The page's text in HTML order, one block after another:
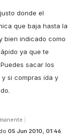
donde el
que baja hasta la
bien indicado como
ya que te
sacar los
si compras ida y
05 Jun 2010, 01:46